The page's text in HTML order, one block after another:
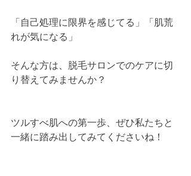
「自己処理に限界を感じてる」「肌荒
れが気になる」
そんな方は、脱毛サロンでのケアに切
り替えてみませんか？
ツルすべ肌への第一歩、ぜひ私たちと
一緒に踏み出してみてくださいね！